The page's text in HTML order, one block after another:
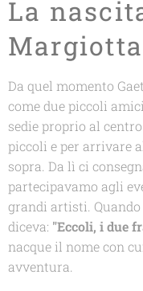
La
Margiotta
Da quel momento
come due piccoli
sedie proprio al
piccoli e per arrivare
sopra. Da lì ci
partecipavamo agli
grandi artisti.
diceva: "Eccoli, i due
nacque il nome con
avventura.